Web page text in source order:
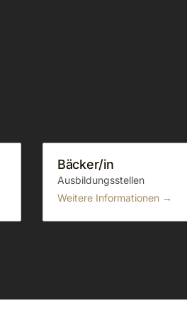
Bäcker/in
Ausbildungsstellen
Weitere Informationen